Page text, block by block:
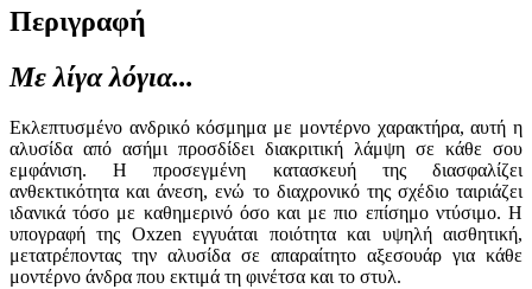
Περιγραφή
Με λίγα λόγια...
Εκλεπτυσμένο ανδρικό κόσμημα με μοντέρνο χαρακτήρα, αυτή η
αλυσίδα από ασήμι προσδίδει διακριτική λάμψη σε κάθε σου
εμφάνιση. Η προσεγμένη κατασκευή της διασφαλίζει
ανθεκτικότητα και άνεση, ενώ το διαχρονικό της σχέδιο ταιριάζει
ιδανικά τόσο με καθημερινό όσο και με πιο επίσημο ντύσιμο. Η
υπογραφή της Oxzen εγγυάται ποιότητα και υψηλή αισθητική,
μετατρέποντας την αλυσίδα σε απαραίτητο αξεσουάρ για κάθε
μοντέρνο άνδρα που εκτιμά τη φινέτσα και το στυλ.